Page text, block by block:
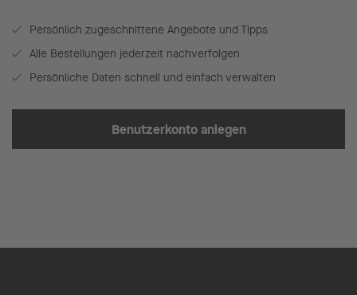
Persönlich zugeschnittene Angebote und Tipps
Alle Bestellungen jederzeit nachverfolgen
Persönliche Daten schnell und einfach verwalten
Benutzerkonto anlegen